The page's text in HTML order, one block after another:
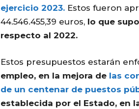
ejercicio 2023. Estos fueron
44.546.455,39 euros, lo que
respecto al 2022.
Estos presupuestos estarán
empleo, en la mejora de las
de un centenar de puestos
establecida por el Estado, en